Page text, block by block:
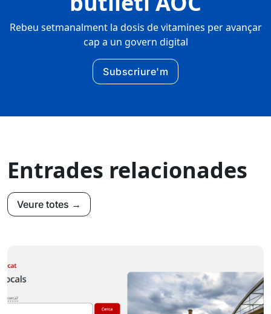
Rebeu setmanalment la dosis de vitamines per avançar
cap a un govern digital
Subscriure'm
Entrades relacionades
Veure totes →